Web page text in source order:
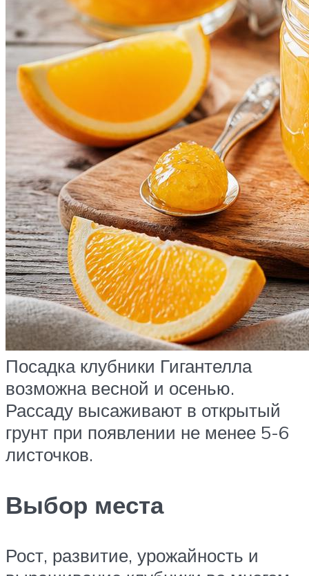
Посадка клубники Гигантелла
возможна весной и осенью.
Рассаду высаживают в открытый
грунт при появлении не менее 5-6
листочков.
Выбор места
Рост, развитие, урожайность и